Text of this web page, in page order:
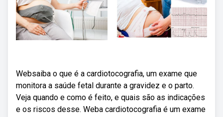
Websaiba o que é a cardiotocografia, um exame que
monitora a saúde fetal durante a gravidez e o parto.
Veja quando e como é feito, e quais são as indicações
e os riscos desse. Weba cardiotocografia é um exame